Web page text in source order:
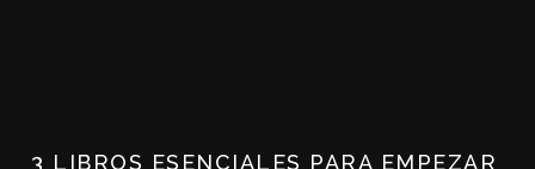
3 LIBROS ESENCIALES PARA EMPEZAR